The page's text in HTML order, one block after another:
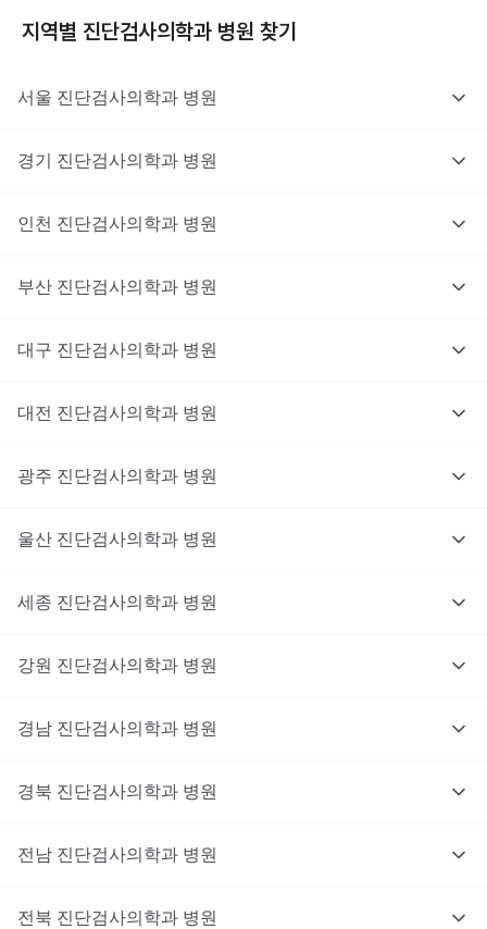
지역별 진단검사의학과 병원 찾기
서울 진단검사의학과 병원
경기 진단검사의학과 병원
인천 진단검사의학과 병원
부산 진단검사의학과 병원
대구 진단검사의학과 병원
대전 진단검사의학과 병원
광주 진단검사의학과 병원
울산 진단검사의학과 병원
세종 진단검사의학과 병원
강원 진단검사의학과 병원
경남 진단검사의학과 병원
경북 진단검사의학과 병원
전남 진단검사의학과 병원
전북 진단검사의학과 병원